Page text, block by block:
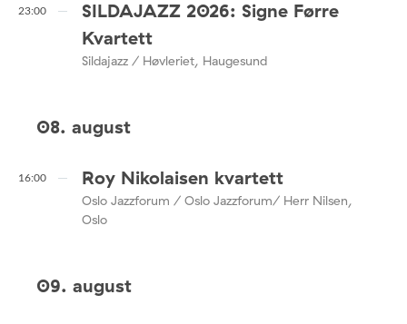
23:00
SILDAJAZZ 2026: Signe Førre
Kvartett
Sildajazz / Høvleriet, Haugesund
08. august
16:00 Roy Nikolaisen kvartett
Oslo Jazzforum / Oslo Jazzforum/ Herr Nilsen,
Oslo
09. august